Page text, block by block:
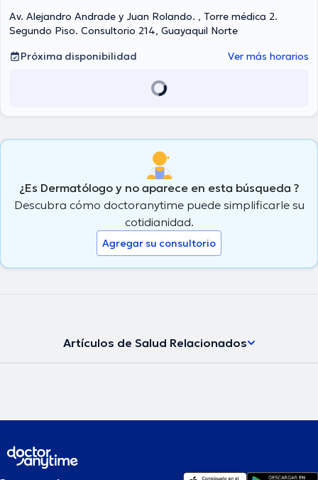
Av. Alejandro Andrade y Juan Rolando. , Torre médica 2.
Segundo Piso. Consultorio 214, Guayaquil Norte
Próxima disponibilidad
Ver más horarios
¿Es Dermatólogo y no aparece en esta búsqueda ?
Descubra cómo doctoranytime puede simplificarle su
cotidianidad.
Agregar su consultorio
Artículos de Salud Relacionados